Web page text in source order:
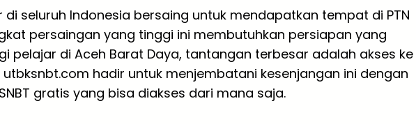
seluruh Indonesia bersaing untuk mendapatkan tempat di PTN
persaingan yang tinggi ini membutuhkan persiapan yang
pelajar di Aceh Barat Daya, tantangan terbesar adalah akses ke
hadir untuk menjembatani kesenjangan ini dengan
gratis yang bisa diakses dari mana saja.